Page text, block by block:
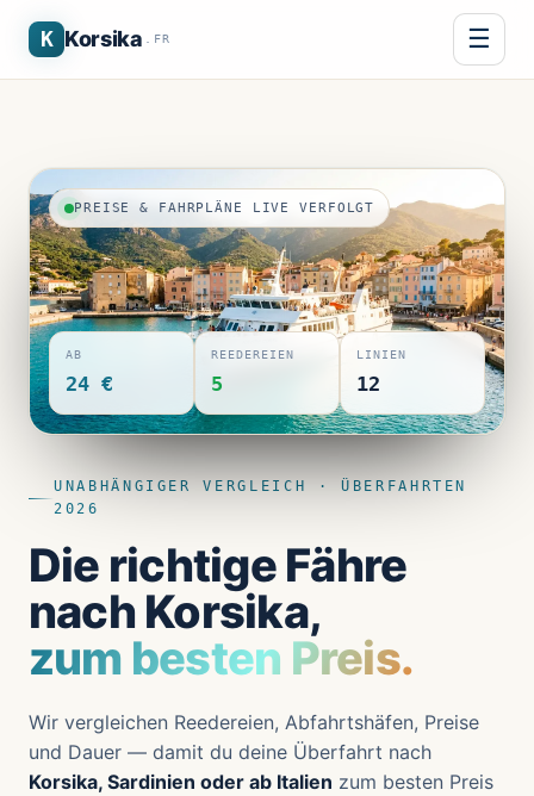
K Korsika .FR ☰
UNABHÄNGIGER VERGLEICH · ÜBERFAHRTEN
2026
Die richtige Fähre
nach Korsika,
zum besten Preis.
Wir vergleichen Reedereien, Abfahrtshäfen, Preise
und Dauer — damit du deine Überfahrt nach
Korsika, Sardinien oder ab Italien zum besten Preis
PREISE & FAHRPLÄNE LIVE VERFOLGT
AB
24 €
REEDEREIEN
5
LINIEN
12